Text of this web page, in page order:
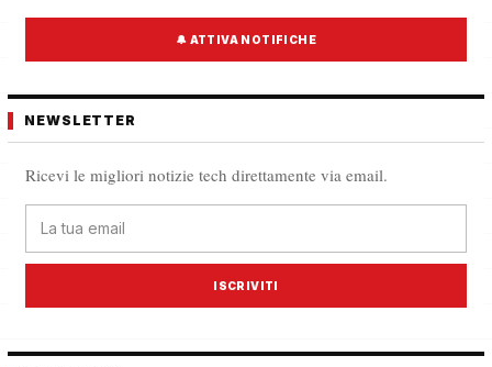
🔔 ATTIVA NOTIFICHE
NEWSLETTER
Ricevi le migliori notizie tech direttamente via email.
ISCRIVITI